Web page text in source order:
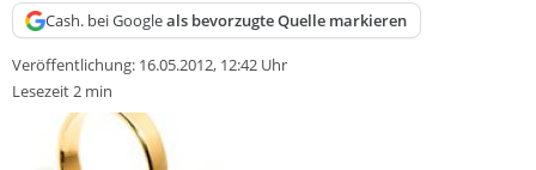
Cash. bei Googleals bevorzugte Quelle markieren
Veröffentlichung: 16.05.2012, 12:42 Uhr
Lesezeit 2 min